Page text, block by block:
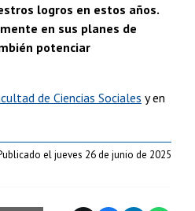
logros en estos años.
en sus planes de
potenciar
de Ciencias Sociales y en
el jueves 26 de junio de 2025